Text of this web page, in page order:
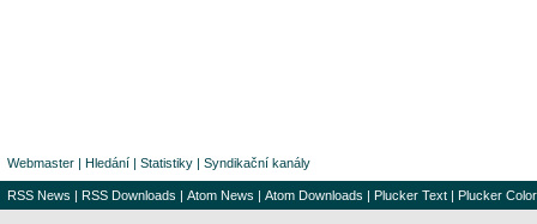
Webmaster | Hledání | Statistiky | Syndikační kanály
RSS News | RSS Downloads | Atom News | Atom Downloads | Plucker Text | Plucker Color